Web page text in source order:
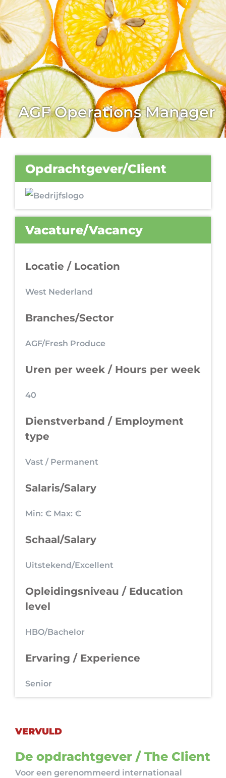
AGF Operations Manager
Opdrachtgever/Client
Vacature/Vacancy
Locatie / Location
West Nederland
Branches/Sector
AGF/Fresh Produce
Uren per week / Hours per week
40
Dienstverband / Employment
type
Vast / Permanent
Salaris/Salary
Min: € Max: €
Schaal/Salary
Uitstekend/Excellent
Opleidingsniveau / Education
level
HBO/Bachelor
Ervaring / Experience
Senior
VERVULD
De opdrachtgever / The Client
Voor een gerenommeerd internationaal